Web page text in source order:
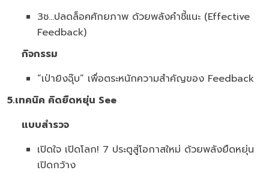
3ช...ปลดล็อคศักยภาพ ด้วยพลังคำชี้แนะ (Effective
Feedback)
กิจกรรม
“เป่ายิงฉุ๊บ” เพื่อตระหนักความสำคัญของ Feedback
5.เทคนิค คิดยืดหยุ่น See
แบบสำรวจ
เปิดใจ เปิดโลก! 7 ประตูสู่โอกาสใหม่ ด้วยพลังยืดหยุ่น
เปิดกว้าง